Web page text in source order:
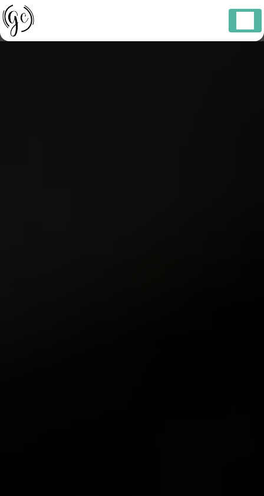
Panneau de gestion des cookies